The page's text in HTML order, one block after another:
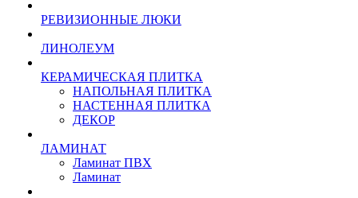
РЕВИЗИОННЫЕ ЛЮКИ
ЛИНОЛЕУМ
КЕРАМИЧЕСКАЯ ПЛИТКА
НАПОЛЬНАЯ ПЛИТКА
НАСТЕННАЯ ПЛИТКА
ДЕКОР
ЛАМИНАТ
Ламинат ПВХ
Ламинат